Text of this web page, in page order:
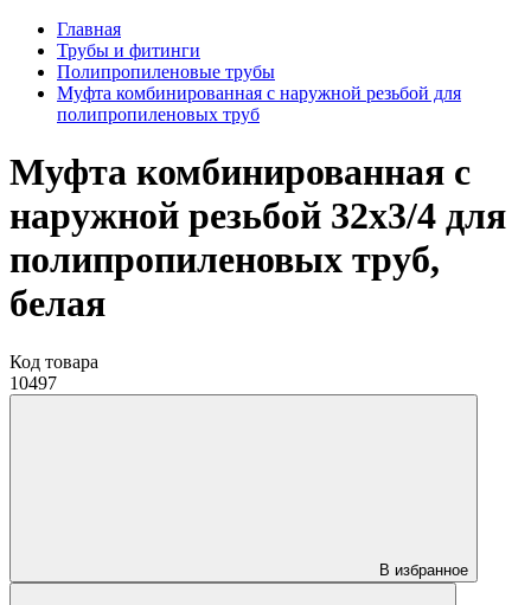
Главная
Трубы и фитинги
Полипропиленовые трубы
Муфта комбинированная с наружной резьбой для
полипропиленовых труб
Муфта комбинированная с
наружной резьбой 32х3/4 для
полипропиленовых труб,
белая
Код товара
10497
В избранное